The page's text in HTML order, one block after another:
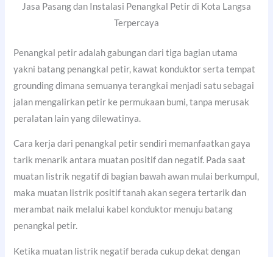
Jasa Pasang dan Instalasi Penangkal Petir di Kota Langsa
Terpercaya
Penangkal petir adalah gabungan dari tiga bagian utama
yakni batang penangkal petir, kawat konduktor serta tempat
grounding dimana semuanya terangkai menjadi satu sebagai
jalan mengalirkan petir ke permukaan bumi, tanpa merusak
peralatan lain yang dilewatinya.
Cara kerja dari penangkal petir sendiri memanfaatkan gaya
tarik menarik antara muatan positif dan negatif. Pada saat
muatan listrik negatif di bagian bawah awan mulai berkumpul,
maka muatan listrik positif tanah akan segera tertarik dan
merambat naik melalui kabel konduktor menuju batang
penangkal petir.
Ketika muatan listrik negatif berada cukup dekat dengan